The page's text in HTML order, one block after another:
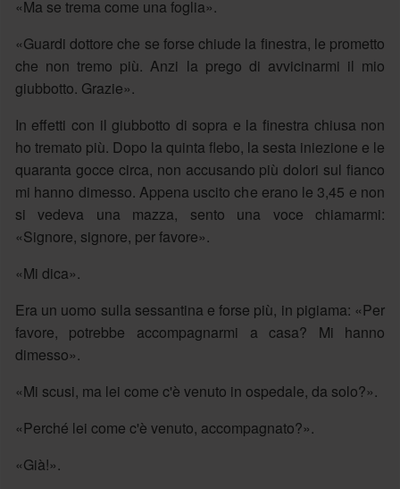
«Ma se trema come una foglia».
«Guardi dottore che se forse chiude la finestra, le prometto
che non tremo più. Anzi la prego di avvicinarmi il mio
giubbotto. Grazie».
In effetti con il giubbotto di sopra e la finestra chiusa non
ho tremato più. Dopo la quinta flebo, la sesta iniezione e le
quaranta gocce circa, non accusando più dolori sul fianco
mi hanno dimesso. Appena uscito che erano le 3,45 e non
si vedeva una mazza, sento una voce chiamarmi:
«Signore, signore, per favore».
«Mi dica».
Era un uomo sulla sessantina e forse più, in pigiama: «Per
favore, potrebbe accompagnarmi a casa? Mi hanno
dimesso».
«Mi scusi, ma lei come c'è venuto in ospedale, da solo?».
«Perché lei come c'è venuto, accompagnato?».
«Già!».